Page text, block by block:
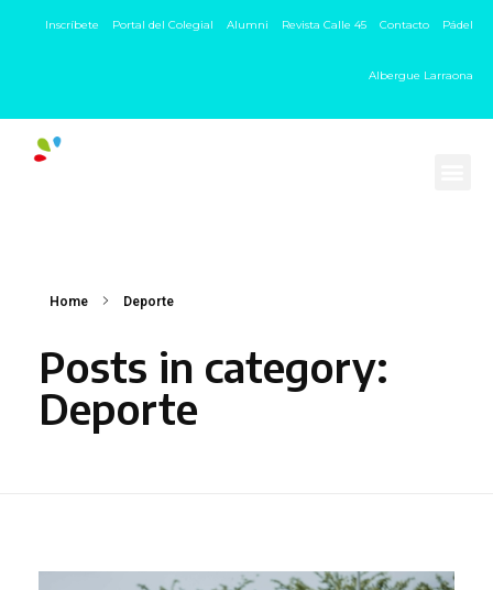
Inscríbete Portal del Colegial Alumni Revista Calle 45 Contacto Pádel
Albergue Larraona
Home Deporte
Posts in category:
Deporte